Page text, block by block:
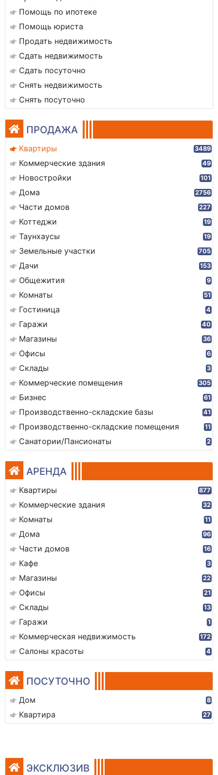
Помощь по ипотеке
Помощь юриста
Продать недвижимость
Сдать недвижимость
Сдать посуточно
Снять недвижимость
Снять посуточно
ПРОДАЖА
Квартиры 3489
Коммерческие здания 49
Новостройки 101
Дома 2756
Части домов 227
Коттеджи 19
Таунхаусы 19
Земельные участки 705
Дачи 153
Общежития 9
Комнаты 51
Гостиница 4
Гаражи 40
Магазины 36
Офисы 6
Склады 3
Коммерческие помещения 305
Бизнес 61
Производственно-складские базы 41
Производственно-складские помещения 11
Санатории/Пансионаты 2
АРЕНДА
Квартиры 877
Коммерческие здания 32
Комнаты 11
Дома 96
Части домов 16
Кафе 3
Магазины 22
Офисы 21
Склады 13
Гаражи 1
Коммерческая недвижимость 172
Салоны красоты 4
ПОСУТОЧНО
Дом 8
Квартира 27
ЭКСКЛЮЗИВ